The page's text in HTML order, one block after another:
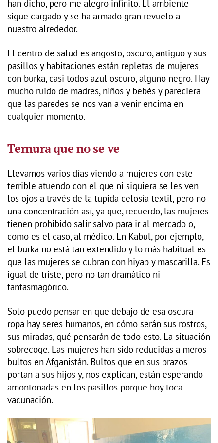
han dicho, pero me alegro infinito. El ambiente
sigue cargado y se ha armado gran revuelo a
nuestro alrededor.
El centro de salud es angosto, oscuro, antiguo y sus
pasillos y habitaciones están repletas de mujeres
con burka, casi todos azul oscuro, alguno negro. Hay
mucho ruido de madres, niños y bebés y pareciera
que las paredes se nos van a venir encima en
cualquier momento.
Ternura que no se ve
Llevamos varios días viendo a mujeres con este
terrible atuendo con el que ni siquiera se les ven
los ojos a través de la tupida celosía textil, pero no
una concentración así, ya que, recuerdo, las mujeres
tienen prohibido salir salvo para ir al mercado o,
como es el caso, al médico. En Kabul, por ejemplo,
el burka no está tan extendido y lo más habitual es
que las mujeres se cubran con hiyab y mascarilla. Es
igual de triste, pero no tan dramático ni
fantasmagórico.
Solo puedo pensar en que debajo de esa oscura
ropa hay seres humanos, en cómo serán sus rostros,
sus miradas, qué pensarán de todo esto. La situación
sobrecoge. Las mujeres han sido reducidas a meros
bultos en Afganistán. Bultos que en sus brazos
portan a sus hijos y, nos explican, están esperando
amontonadas en los pasillos porque hoy toca
vacunación.